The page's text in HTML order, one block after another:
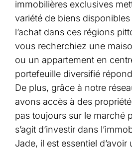
immobilières exclusives
variété de biens
l’achat dans ces régions
vous recherchiez une
ou un appartement en
portefeuille diversifié
De plus, grâce à notre
avons accès à des
pas toujours sur le marché
s’agit d’investir dans
Jade, il est essentiel d’avoir